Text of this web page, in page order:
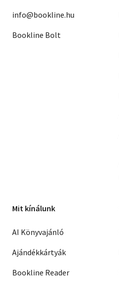
info@bookline.hu
Bookline Bolt
Mit kínálunk
AI Könyvajánló
Ajándékkártyák
Bookline Reader